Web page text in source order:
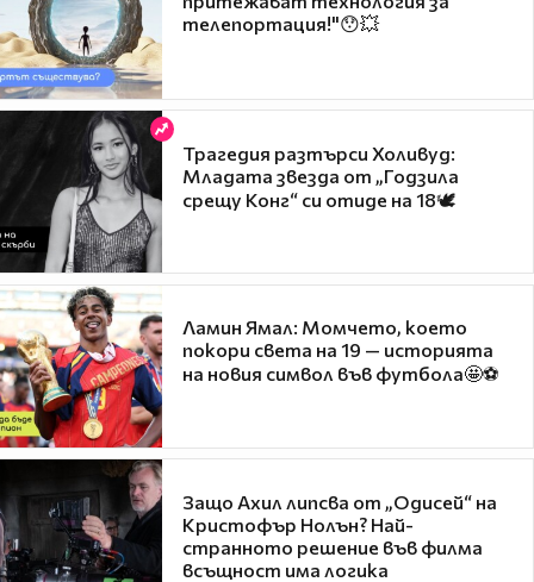
телепортация!"😯💥
Трагедия разтърси Холивуд:
Младата звезда от „Годзила
срещу Конг“ си отиде на 18🕊️
Ламин Ямал: Момчето, което
покори света на 19 — историята
на новия символ във футбола🤩⚽
Защо Ахил липсва от „Одисей“ на
Кристофър Нолън? Най-
странното решение във филма
всъщност има логика